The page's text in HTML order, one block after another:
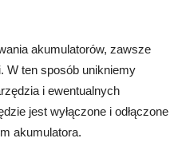
akumulatorów, zawsze
W ten sposób unikniemy
i ewentualnych
jest wyłączone i odłączone
akumulatora.